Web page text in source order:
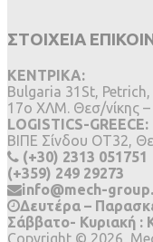
ΣΤΟΙΧΕΙΑ
ΚΕΝΤΡΙΚΑ:
Bulgaria 31St,
17ο ΧΛΜ. Θεσ/νίκης
LOGISTICS-GREECE:
BIΠΕ Σίνδου ΟΤ32,
(+30) 2313 051751
(+359) 249 29273
info@mech-
Δευτέρα –
Σάββατο- Κυριακή :
Copyright © 2026